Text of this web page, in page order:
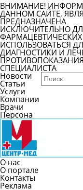
ВНИМАНИЕ!
ДАННОМ САЙТЕ,
ПРЕДНАЗНАЧЕНА
ИСКЛЮЧИТЕЛЬНО
ИСПОЛЬЗОВАТЬСЯ
ДИАГНОСТИКИ И
СПЕЦИАЛИСТА
Новости
Статьи
Услуги
Компании
Врачи
Персона
О нас
О портале
Контакты
Реклама